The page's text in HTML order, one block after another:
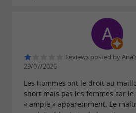
Reviews posted by
29/07/2026
Les hommes ont le droit au
short mais pas les femmes car
« ample » apparemment. Le